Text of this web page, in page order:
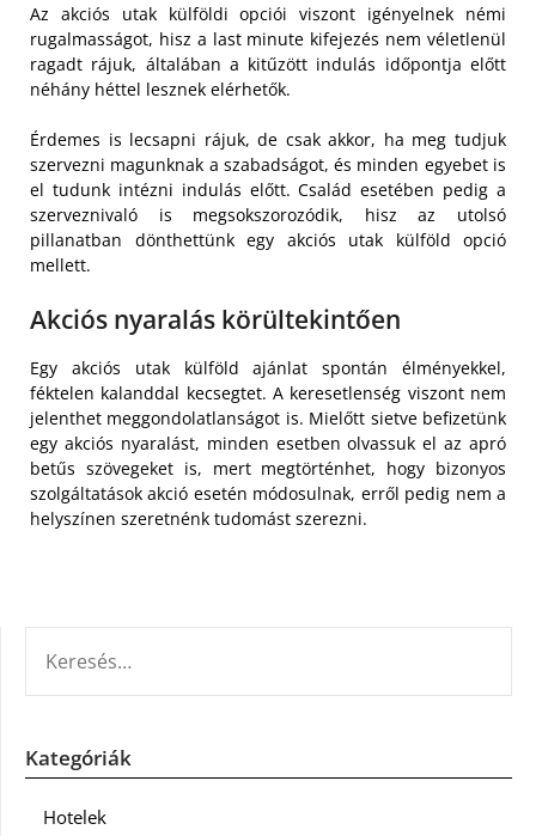
Az akciós utak külföldi opciói viszont igényelnek némi
rugalmasságot, hisz a last minute kifejezés nem véletlenül
ragadt rájuk, általában a kitűzött indulás időpontja előtt
néhány héttel lesznek elérhetők.
Érdemes is lecsapni rájuk, de csak akkor, ha meg tudjuk
szervezni magunknak a szabadságot, és minden egyebet is
el tudunk intézni indulás előtt. Család esetében pedig a
szerveznivaló is megsokszorozódik, hisz az utolsó
pillanatban dönthettünk egy akciós utak külföld opció
mellett.
Akciós nyaralás körültekintően
Egy akciós utak külföld ajánlat spontán élményekkel,
féktelen kalanddal kecsegtet. A keresetlenség viszont nem
jelenthet meggondolatlanságot is. Mielőtt sietve befizetünk
egy akciós nyaralást, minden esetben olvassuk el az apró
betűs szövegeket is, mert megtörténhet, hogy bizonyos
szolgáltatások akció esetén módosulnak, erről pedig nem a
helyszínen szeretnénk tudomást szerezni.
Kategóriák
Hotelek